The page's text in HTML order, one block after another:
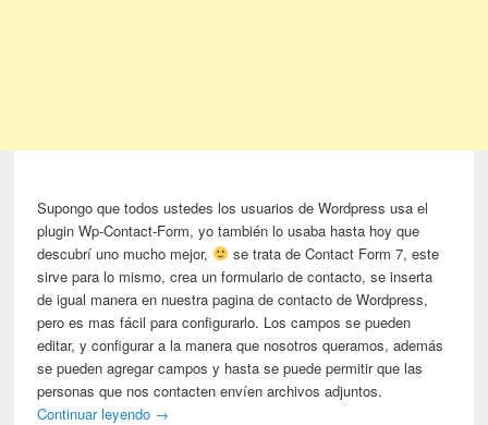
Supongo que todos ustedes los usuarios de Wordpress usa el
plugin Wp-Contact-Form, yo también lo usaba hasta hoy que
descubrí uno mucho mejor,
se trata de Contact Form 7, este
sirve para lo mismo, crea un formulario de contacto, se inserta
de igual manera en nuestra pagina de contacto de Wordpress,
pero es mas fácil para configurarlo. Los campos se pueden
editar, y configurar a la manera que nosotros queramos, además
se pueden agregar campos y hasta se puede permitir que las
personas que nos contacten envíen archivos adjuntos.
Continuar leyendo →